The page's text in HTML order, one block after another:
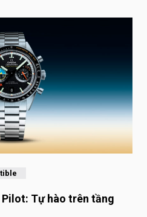
Tự hào trên tầng